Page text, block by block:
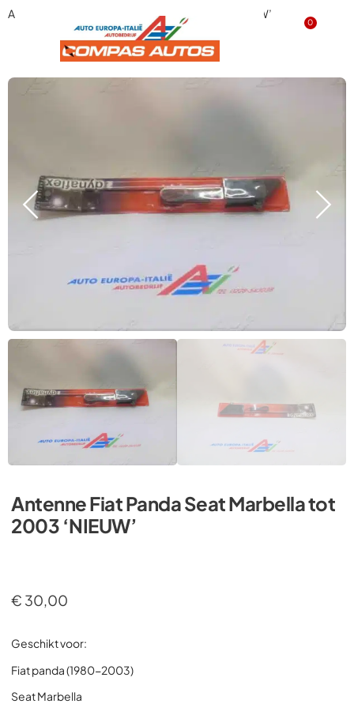
0
Antenne Fiat Panda Seat Marbella tot 2003 ‘NIEUW’
Antenne Fiat Panda Seat Marbella tot
2003 ‘NIEUW’
€ 30,00
Geschikt voor:
Fiat panda (1980-2003)
Seat Marbella